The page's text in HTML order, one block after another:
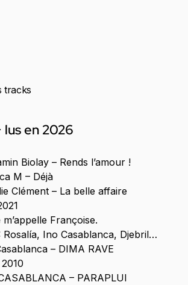
tracks
en 2026
Biolay – Rends l’amour !
M – Déjà
Clément – La belle affaire
Françoise.
Rosalía, Ino Casablanca, Djebril…
– DIMA RAVE
– PARAPLUI